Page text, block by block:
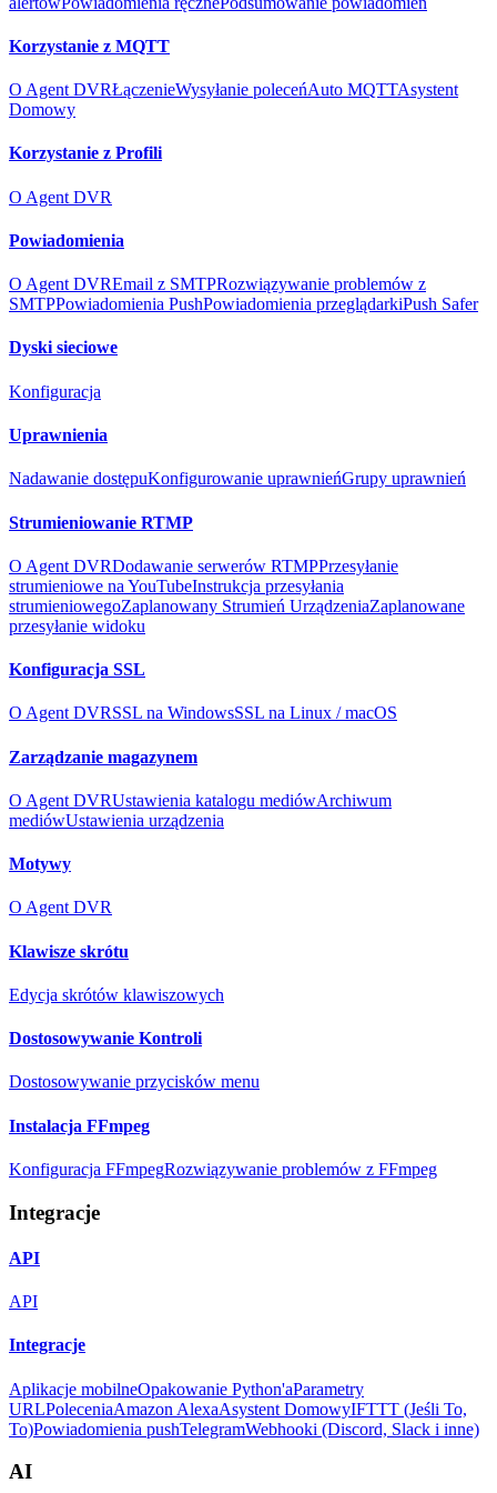
Korzystanie z MQTT
O Agent DVRŁączenieWysyłanie poleceńAuto MQTTAsystent
Domowy
Korzystanie z Profili
O Agent DVR
Powiadomienia
O Agent DVREmail z SMTPRozwiązywanie problemów z
SMTPPowiadomienia PushPowiadomienia przeglądarkiPush Safer
Dyski sieciowe
Konfiguracja
Uprawnienia
Nadawanie dostępuKonfigurowanie uprawnieńGrupy uprawnień
Strumieniowanie RTMP
O Agent DVRDodawanie serwerów RTMPPrzesyłanie
strumieniowe na YouTubeInstrukcja przesyłania
strumieniowegoZaplanowany Strumień UrządzeniaZaplanowane
przesyłanie widoku
Konfiguracja SSL
O Agent DVRSSL na WindowsSSL na Linux / macOS
Zarządzanie magazynem
O Agent DVRUstawienia katalogu mediówArchiwum
mediówUstawienia urządzenia
Motywy
O Agent DVR
Klawisze skrótu
Edycja skrótów klawiszowych
Dostosowywanie Kontroli
Dostosowywanie przycisków menu
Instalacja FFmpeg
Konfiguracja FFmpegRozwiązywanie problemów z FFmpeg
Integracje
API
API
Integracje
Aplikacje mobilneOpakowanie Python'aParametry
URLPoleceniaAmazon AlexaAsystent DomowyIFTTT (Jeśli To,
To)Powiadomienia pushTelegramWebhooki (Discord, Slack i inne)
AI